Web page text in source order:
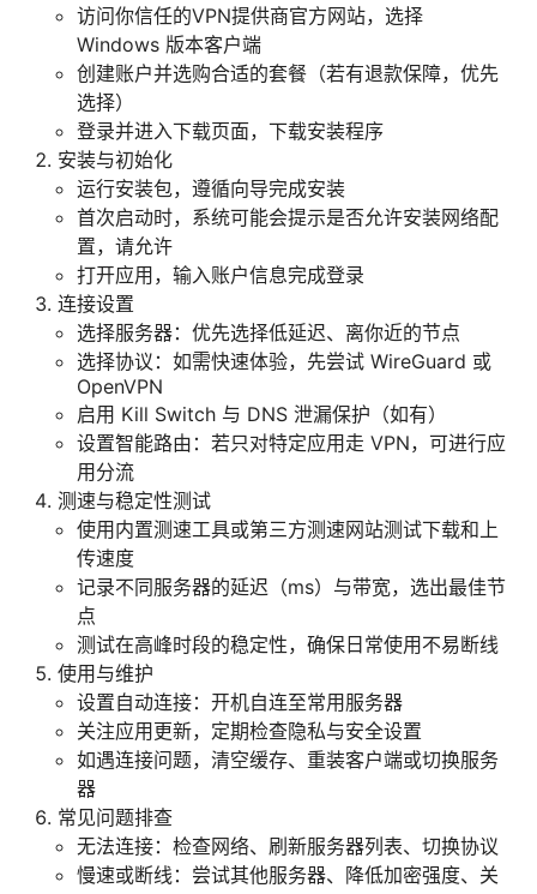
访问你信任的VPN提供商官方网站，选择
Windows 版本客户端
创建账户并选购合适的套餐（若有退款保障，优先
选择）
登录并进入下载页面，下载安装程序
安装与初始化
运行安装包，遵循向导完成安装
首次启动时，系统可能会提示是否允许安装网络配
置，请允许
打开应用，输入账户信息完成登录
连接设置
选择服务器：优先选择低延迟、离你近的节点
选择协议：如需快速体验，先尝试 WireGuard 或
OpenVPN
启用 Kill Switch 与 DNS 泄漏保护（如有）
设置智能路由：若只对特定应用走 VPN，可进行应
用分流
测速与稳定性测试
使用内置测速工具或第三方测速网站测试下载和上
传速度
记录不同服务器的延迟（ms）与带宽，选出最佳节
点
测试在高峰时段的稳定性，确保日常使用不易断线
使用与维护
设置自动连接：开机自连至常用服务器
关注应用更新，定期检查隐私与安全设置
如遇连接问题，清空缓存、重装客户端或切换服务
器
常见问题排查
无法连接：检查网络、刷新服务器列表、切换协议
慢速或断线：尝试其他服务器、降低加密强度、关